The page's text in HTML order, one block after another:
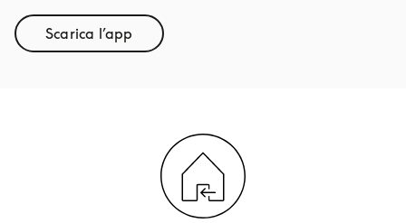
Scarica l’appLink Opens in New Tab